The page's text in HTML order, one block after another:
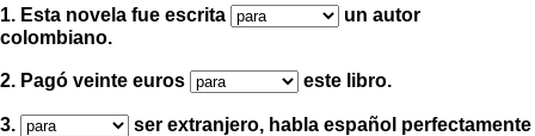
1. Esta novela fue escrita
un autor
colombiano.
2. Pagó veinte euros este libro.
3. ser extranjero, habla español perfectamente